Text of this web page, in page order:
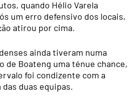
quando Hélio Varela
um erro defensivo dos locais,
atirou por cima.
ainda tiveram numa
de Boateng uma ténue chance,
foi condizente com a
duas equipas.